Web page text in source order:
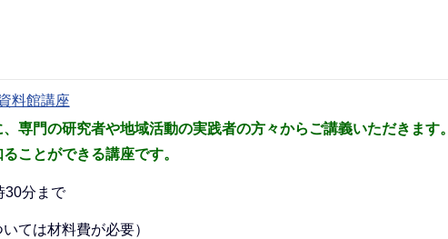
料館講座
専門の研究者や地域活動の実践者の方々からご講義いただきます。
ことができる講座です。
30分まで
ては材料費が必要）